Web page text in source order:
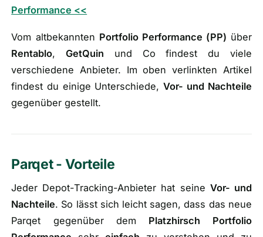
Performance <<
Vom altbekannten Portfolio Performance (PP) über
Rentablo, GetQuin und Co findest du viele
verschiedene Anbieter. Im oben verlinkten Artikel
findest du einige Unterschiede,Vor- und Nachteile
gegenüber gestellt.
Parqet - Vorteile
Jeder Depot-Tracking-Anbieter hat seine Vor- und
Nachteile. So lässt sich leicht sagen, dass das neue
Parqet gegenüber dem Platzhirsch Portfolio